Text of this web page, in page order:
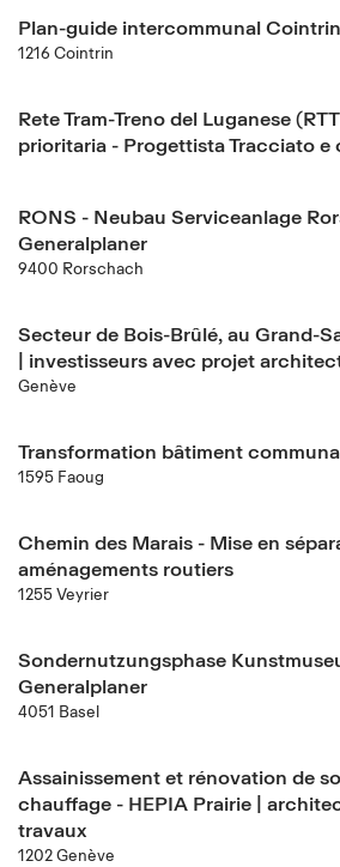
Plan-guide intercommunal Cointrin
1216 Cointrin
Rete Tram-Treno del Luganese
prioritaria - Progettista Tracciato e
RONS - Neubau Serviceanlage
Generalplaner
9400 Rorschach
Secteur de Bois-Brûlé, au Grand-
| investisseurs avec projet
Genève
Transformation bâtiment
1595 Faoug
Chemin des Marais - Mise en
aménagements routiers
1255 Veyrier
Sondernutzungsphase
Generalplaner
4051 Basel
Assainissement et rénovation de
chauffage - HEPIA Prairie |
travaux
1202 Genève